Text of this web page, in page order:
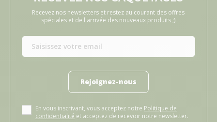
Recevez nos newsletters et restez au courant des offres
spéciales et de l'arrivée des nouveaux produits ;)
Rejoignez-nous
En vous inscrivant, vous acceptez notre Politique de
confidentialité et acceptez de recevoir notre newsletter.